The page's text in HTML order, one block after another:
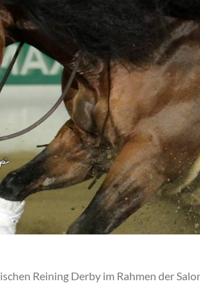
Reining Derby im Rahmen der